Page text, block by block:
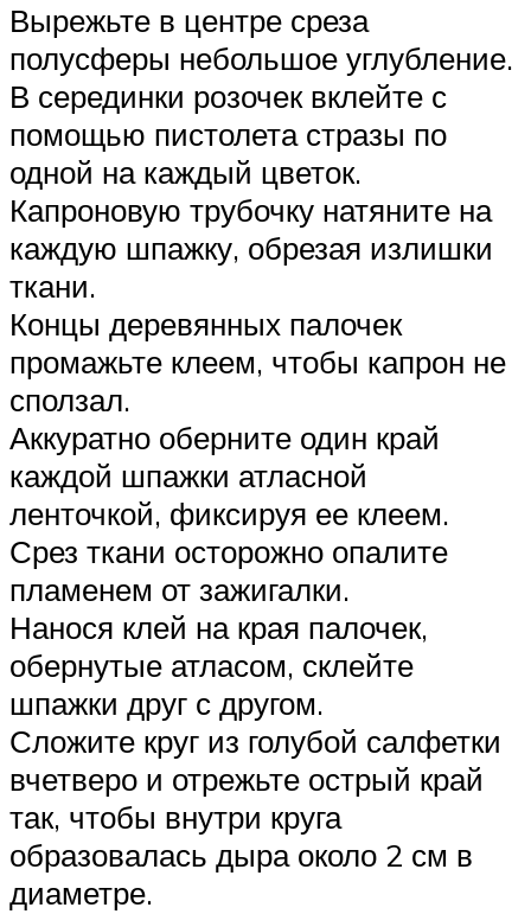
Вырежьте в центре среза
полусферы небольшое углубление.
В серединки розочек вклейте с
помощью пистолета стразы по
одной на каждый цветок.
Капроновую трубочку натяните на
каждую шпажку, обрезая излишки
ткани.
Концы деревянных палочек
промажьте клеем, чтобы капрон не
сползал.
Аккуратно оберните один край
каждой шпажки атласной
ленточкой, фиксируя ее клеем.
Срез ткани осторожно опалите
пламенем от зажигалки.
Нанося клей на края палочек,
обернутые атласом, склейте
шпажки друг с другом.
Сложите круг из голубой салфетки
вчетверо и отрежьте острый край
так, чтобы внутри круга
образовалась дыра около 2 см в
диаметре.